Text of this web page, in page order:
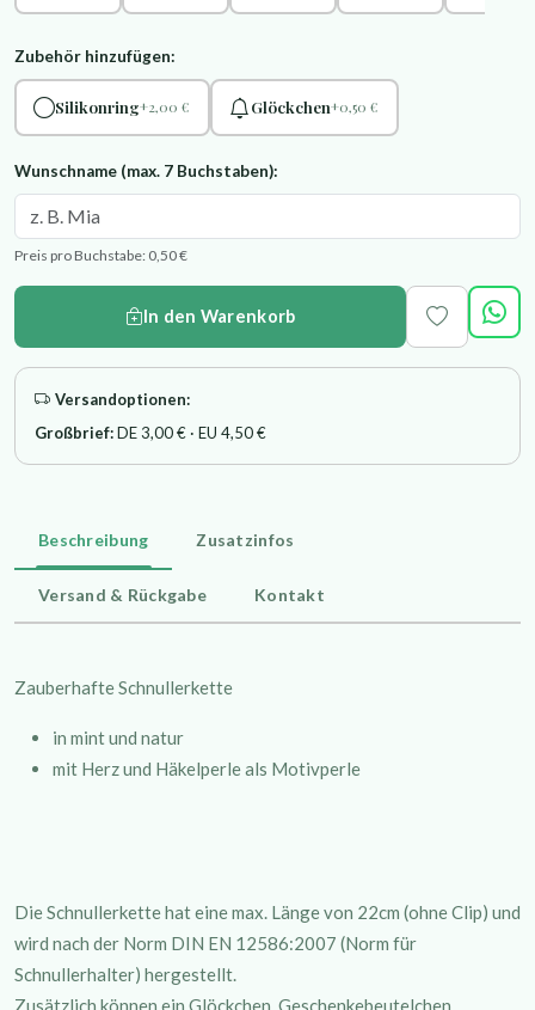
Zubehör hinzufügen:
Silikonring+2,00 € Glöckchen+0,50 €
Wunschname (max. 7 Buchstaben):
Preis pro Buchstabe: 0,50 €
In den Warenkorb
Versandoptionen:
Großbrief:DE 3,00 € · EU 4,50 €
Beschreibung Zusatzinfos
Versand & Rückgabe Kontakt
Zauberhafte Schnullerkette
in mint und natur
mit Herz und Häkelperle als Motivperle
Die Schnullerkette hat eine max. Länge von 22cm (ohne Clip) und
wird nach der Norm DIN EN 12586:2007 (Norm für
Schnullerhalter) hergestellt.
Zusätzlich können ein Glöckchen, Geschenkebeutelchen,